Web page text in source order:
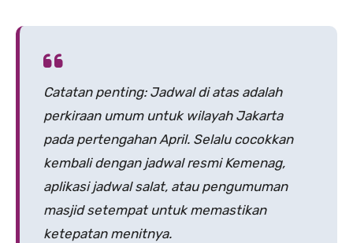
Catatan penting:Jadwal di atas adalah
perkiraan umum untuk wilayah Jakarta
pada pertengahan April. Selalu cocokkan
kembali dengan jadwal resmi Kemenag,
aplikasi jadwal salat, atau pengumuman
masjid setempat untuk memastikan
ketepatan menitnya.